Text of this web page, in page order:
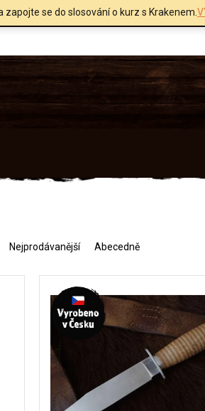
se do slosování o kurz s Krakenem.
Nejprodávanější Abecedně